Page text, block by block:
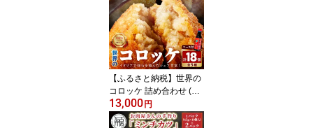
理済 真空パック 肉 肉汁
ビーフ 牛肉 送料無料 食
品 》
【ふるさと納税】世界の
コロッケ 詰め合わせ (ウ
スターソース付)《 惣菜
詰め合わせ 蟹クリームコ
13,000円